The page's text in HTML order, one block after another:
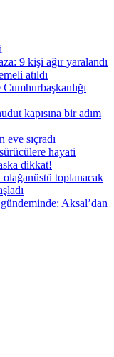
9 kişi ağır yaralandı
atıldı
kapısına bir adım
eve sıçradı
hayati
dikkat!
toplanacak
Aksal’dan